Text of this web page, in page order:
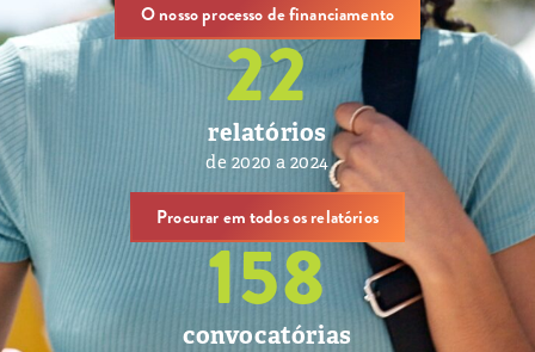
O nosso processo de financiamento
22
relatórios
de 2020 a 2024
Procurar em todos os relatórios
158
convocatórias